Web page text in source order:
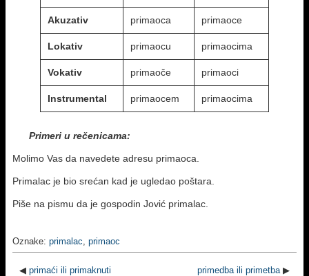
Akuzativ primaoca primaoce
Lokativ primaocu primaocima
Vokativ primaoče primaoci
Instrumental primaocem primaocima
Primeri u rečenicama:
Molimo Vas da navedete adresu primaoca.
Primalac je bio srećan kad je ugledao poštara.
Piše na pismu da je gospodin Jović primalac.
Oznake: primalac, primaoc
◀ primaći ili primaknuti primedba ili primetba▶